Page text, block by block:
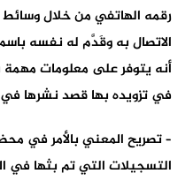
رقمه الهاتفي من خلال وسائط
الاتصال به وقَدَّم له نفسه
أنه يتوفر على معلومات
في تزويده بها قصد نشرها في
– تصريح المعني بالأمر في
التسجيلات التي تم بثها في